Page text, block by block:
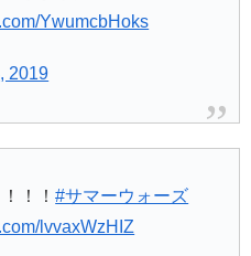
YwumcbHoks
2019
！！#サマーウォーズ
lvvaxWzHIZ